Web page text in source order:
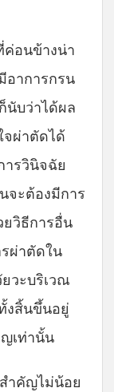
ค่อนข้างน่า
อาการกรน
นับว่าได้ผล
จผ่าตัดได้
ารวินิจฉัย
จะต้องมีการ
วิธีการอื่น
ผ่าตัดใน
วะบริเวณ
งสิ้นขึ้นอยู่
เท่านั้น
ำคัญไม่น้อย